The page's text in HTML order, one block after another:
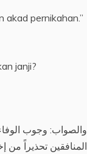
akad pernikahan.”
janji?
والصواب: وجوب
المنافقين تحذيراً من